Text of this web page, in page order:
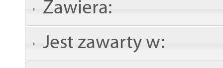
Zawiera:
Jest zawarty w: